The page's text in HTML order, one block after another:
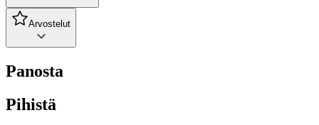
Arvostelut
Panosta
Pihistä